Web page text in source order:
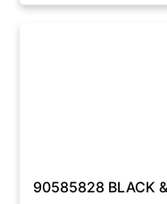
90585828 BLACK